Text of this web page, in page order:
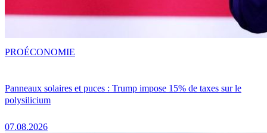
Panneaux solaires et puces : Trump impose 15% de taxes sur le
polysilicium
07.08.2026
PROÉCONOMIE